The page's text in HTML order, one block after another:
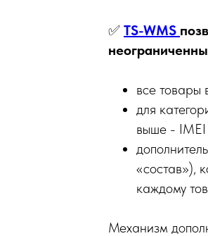
✅ TS-WMS
все товары
для
выше - IMEI
«состав»),
каждому
Механизм